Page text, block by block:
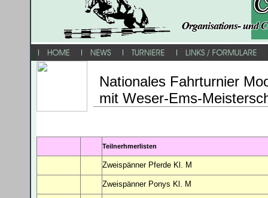
Nationales Fahrturnier
mit Weser-Ems-
Teilnerhmerlisten
Zweispänner Pferde Kl. M
Zweispänner Ponys Kl. M